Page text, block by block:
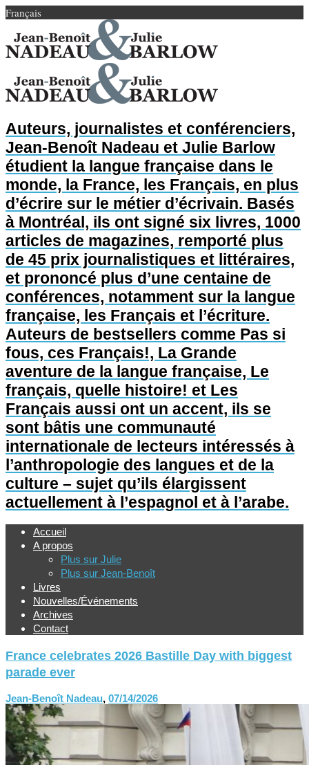
Français
Auteurs, journalistes et conférenciers,
Jean-Benoît Nadeau et Julie Barlow
étudient la langue française dans le
monde, la France, les Français, en plus
d’écrire sur le métier d’écrivain. Basés
à Montréal, ils ont signé six livres, 1000
articles de magazines, remporté plus
de 45 prix journalistiques et littéraires,
et prononcé plus d’une centaine de
conférences, notamment sur la langue
française, les Français et l’écriture.
Auteurs de bestsellers comme Pas si
fous, ces Français!, La Grande
aventure de la langue française, Le
français, quelle histoire! et Les
Français aussi ont un accent, ils se
sont bâtis une communauté
internationale de lecteurs intéressés à
l’anthropologie des langues et de la
culture – sujet qu’ils élargissent
actuellement à l’espagnol et à l’arabe.
Accueil
A propos
Plus sur Julie
Plus sur Jean-Benoît
Livres
Nouvelles/Événements
Archives
Contact
France celebrates 2026 Bastille Day with biggest
parade ever
Jean-Benoît Nadeau, 07/14/2026